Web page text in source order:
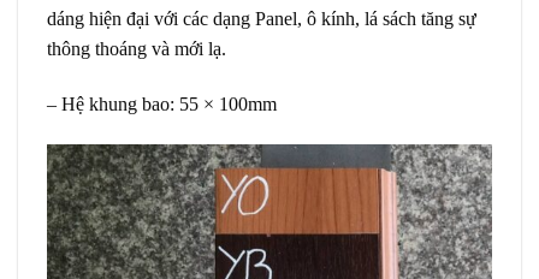
dáng hiện đại với các dạng Panel, ô kính, lá sách tăng sự
thông thoáng và mới lạ.
– Hệ khung bao: 55 × 100mm